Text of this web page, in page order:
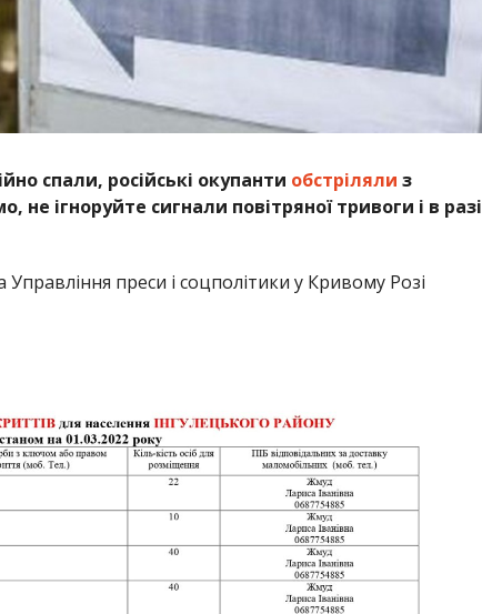
спали, російські окупанти обстріляли з
ігноруйте сигнали повітряної тривоги і в разі
преси і соцполітики у Кривому Розі